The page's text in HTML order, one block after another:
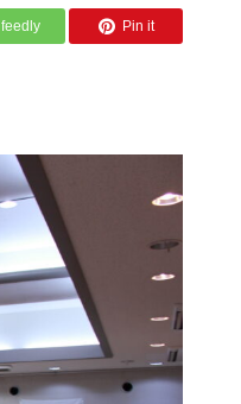
feedly Pin it